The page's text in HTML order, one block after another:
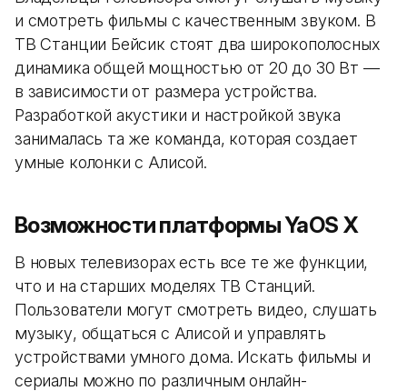
и смотреть фильмы с качественным звуком. В
ТВ Станции Бейсик стоят два широкополосных
динамика общей мощностью от 20 до 30 Вт —
в зависимости от размера устройства.
Разработкой акустики и настройкой звука
занималась та же команда, которая создает
умные колонки с Алисой.
Возможности платформы YaOS X
В новых телевизорах есть все те же функции,
что и на старших моделях ТВ Станций.
Пользователи могут смотреть видео, слушать
музыку, общаться с Алисой и управлять
устройствами умного дома. Искать фильмы и
сериалы можно по различным онлайн-